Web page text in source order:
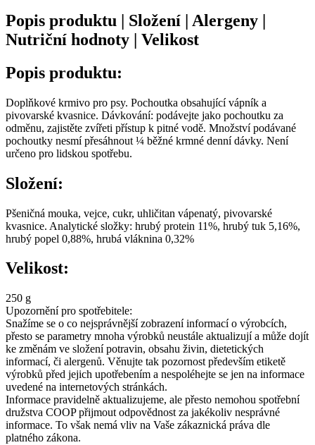
Popis produktu | Složení | Alergeny |
Nutriční hodnoty | Velikost
Popis produktu:
Doplňkové krmivo pro psy. Pochoutka obsahující vápník a
pivovarské kvasnice. Dávkování: podávejte jako pochoutku za
odměnu, zajistěte zvířeti přístup k pitné vodě. Množství podávané
pochoutky nesmí přesáhnout ¼ běžné krmné denní dávky. Není
určeno pro lidskou spotřebu.
Složení:
Pšeničná mouka, vejce, cukr, uhličitan vápenatý, pivovarské
kvasnice. Analytické složky: hrubý protein 11%, hrubý tuk 5,16%,
hrubý popel 0,88%, hrubá vláknina 0,32%
Velikost:
250 g
Upozornění pro spotřebitele:
Snažíme se o co nejsprávnější zobrazení informací o výrobcích,
přesto se parametry mnoha výrobků neustále aktualizují a může dojít
ke změnám ve složení potravin, obsahu živin, dietetických
informací, či alergenů. Věnujte tak pozornost především etiketě
výrobků před jejich upotřebením a nespoléhejte se jen na informace
uvedené na internetových stránkách.
Informace pravidelně aktualizujeme, ale přesto nemohou spotřební
družstva COOP přijmout odpovědnost za jakékoliv nesprávné
informace. To však nemá vliv na Vaše zákaznická práva dle
platného zákona.